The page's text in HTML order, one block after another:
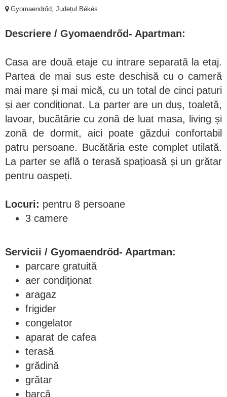
Gyomaendrőd, Județul Békés
Descriere / Gyomaendrőd- Apartman:
Casa are două etaje cu intrare separată la etaj.
Partea de mai sus este deschisă cu o cameră
mai mare și mai mică, cu un total de cinci paturi
și aer condiționat. La parter are un duș, toaletă,
lavoar, bucătărie cu zonă de luat masa, living și
zonă de dormit, aici poate găzdui confortabil
patru persoane. Bucătăria este complet utilată.
La parter se află o terasă spațioasă și un grătar
pentru oaspeți.
Locuri: pentru 8 persoane
3 camere
Servicii / Gyomaendrőd- Apartman:
parcare gratuită
aer condiționat
aragaz
frigider
congelator
aparat de cafea
terasă
grădină
grătar
barcă